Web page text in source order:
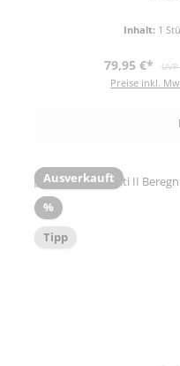
Inhalt: 1
79,95 €*
Preise inkl.
Ausverkauft
%Rabatt
Tipp